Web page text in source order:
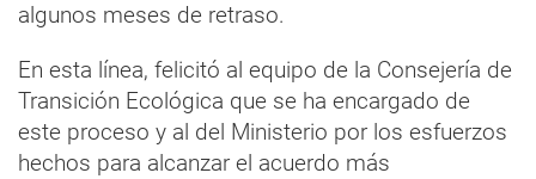
algunos meses de retraso.
En esta línea, felicitó al equipo de la Consejería de
Transición Ecológica que se ha encargado de
este proceso y al del Ministerio por los esfuerzos
hechos para alcanzar el acuerdo más